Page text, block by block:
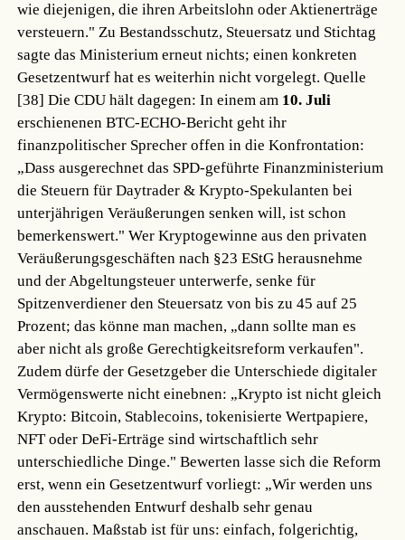
wie diejenigen, die ihren Arbeitslohn oder Aktienerträge
versteuern." Zu Bestandsschutz, Steuersatz und Stichtag
sagte das Ministerium erneut nichts; einen konkreten
Gesetzentwurf hat es weiterhin nicht vorgelegt.Quelle
[38] Die CDU hält dagegen: In einem am 10. Juli
erschienenen BTC-ECHO-Bericht geht ihr
finanzpolitischer Sprecher offen in die Konfrontation:
„Dass ausgerechnet das SPD-geführte Finanzministerium
die Steuern für Daytrader & Krypto-Spekulanten bei
unterjährigen Veräußerungen senken will, ist schon
bemerkenswert." Wer Kryptogewinne aus den privaten
Veräußerungsgeschäften nach §23 EStG herausnehme
und der Abgeltungsteuer unterwerfe, senke für
Spitzenverdiener den Steuersatz von bis zu 45 auf 25
Prozent; das könne man machen, „dann sollte man es
aber nicht als große Gerechtigkeitsreform verkaufen".
Zudem dürfe der Gesetzgeber die Unterschiede digitaler
Vermögenswerte nicht einebnen: „Krypto ist nicht gleich
Krypto: Bitcoin, Stablecoins, tokenisierte Wertpapiere,
NFT oder DeFi-Erträge sind wirtschaftlich sehr
unterschiedliche Dinge." Bewerten lasse sich die Reform
erst, wenn ein Gesetzentwurf vorliegt: „Wir werden uns
den ausstehenden Entwurf deshalb sehr genau
anschauen. Maßstab ist für uns: einfach, folgerichtig,